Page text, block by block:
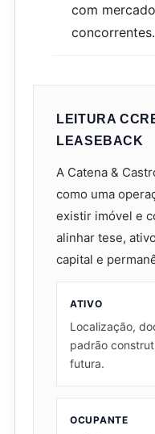
com
concorrentes.
LEITURA
LEASEBACK
A Catena &
como uma
existir imóvel e
alinhar tese,
capital e
ATIVO
Localização,
padrão
futura.
OCUPANTE